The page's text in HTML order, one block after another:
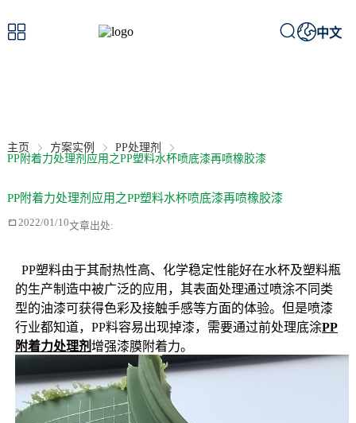
 中文
主页 方案实例
PP处理剂
PP附着力处理剂应用之PP塑料水杯喷底漆再喷橡胶漆
PP附着力处理剂应用之PP塑料水杯喷底漆再喷橡胶漆
 2022/01/10文章出处:
PP塑料由于其耐热性高、化学稳定性能好在水杯及塑料瓶
的生产制造中被广泛的应用，其表面处理通过喷涂不同类
型的油漆可获得色彩及接触手感等方面的体验。但是喷漆
行业都知道，PP料容易出现掉漆，需要通过前处理底涂PP
附着力处理剂增强漆膜附着力。